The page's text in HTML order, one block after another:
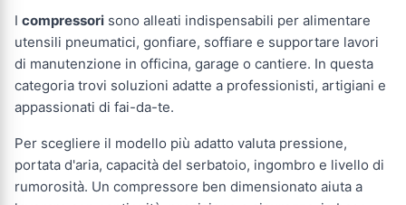
I compressori sono alleati indispensabili per alimentare
utensili pneumatici, gonfiare, soffiare e supportare lavori
di manutenzione in officina, garage o cantiere. In questa
categoria trovi soluzioni adatte a professionisti, artigiani e
appassionati di fai-da-te.
Per scegliere il modello più adatto valuta pressione,
portata d'aria, capacità del serbatoio, ingombro e livello di
rumorosità. Un compressore ben dimensionato aiuta a